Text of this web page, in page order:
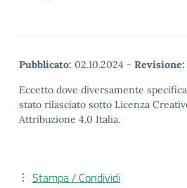
Pubblicato: 02.10.2024 - Revisione:
Eccetto dove diversamente
stato rilasciato sotto Licenza
Attribuzione 4.0 Italia.
Stampa / Condividi